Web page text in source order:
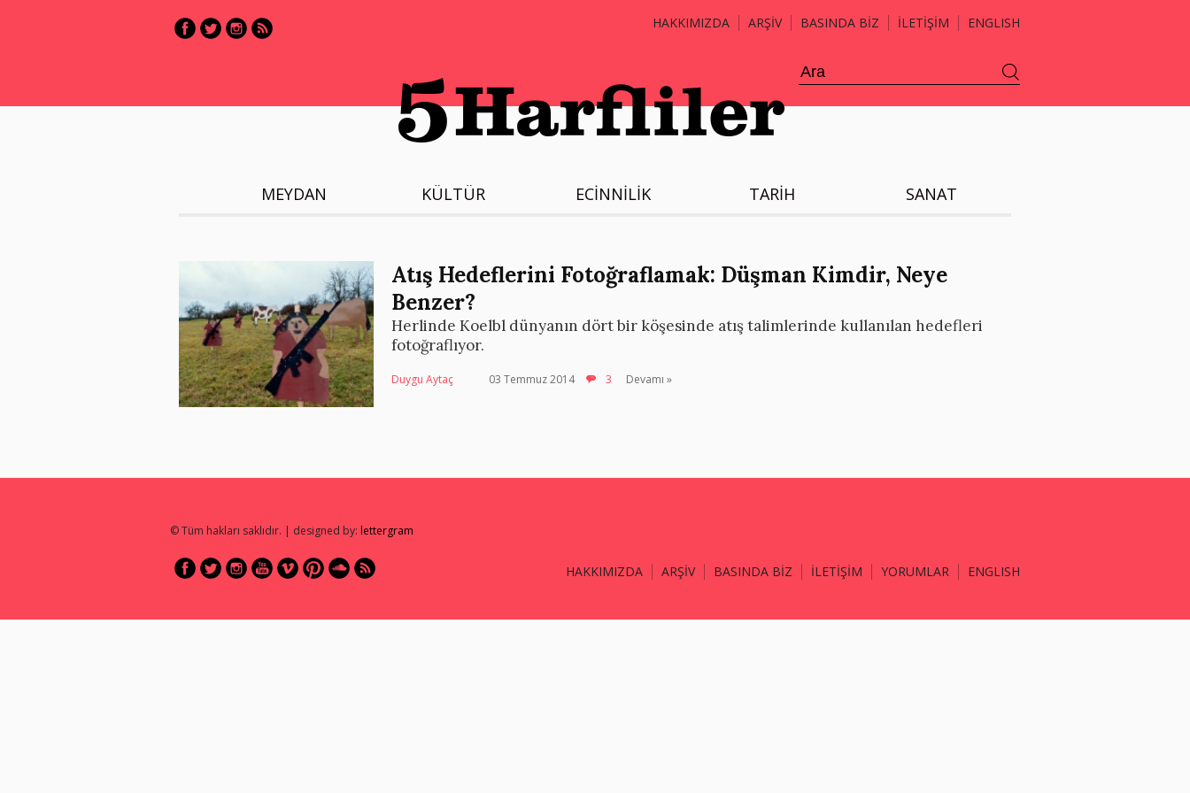
HAKKIMIZDA ARŞİV BASINDA BİZ İLETİŞİM ENGLISH
MEYDAN KÜLTÜR ECİNNİLİK TARİH SANAT
Atış Hedeflerini Fotoğraflamak: Düşman Kimdir, Neye
Benzer?
Herlinde Koelbl dünyanın dört bir köşesinde atış talimlerinde kullanılan hedefleri
fotoğraflıyor.
Duygu Aytaç 03 Temmuz 2014 3 Devamı »
© Tüm hakları saklıdır. | designed by: lettergram
HAKKIMIZDA ARŞİV BASINDA BİZ İLETİŞİM YORUMLAR ENGLISH